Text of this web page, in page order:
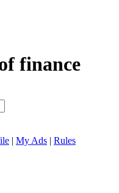
finance
| My Ads | Rules